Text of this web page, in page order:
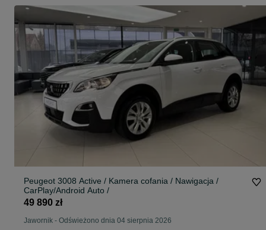
Peugeot 3008 Active / Kamera cofania / Nawigacja /
CarPlay/Android Auto /
49 890 zł
Jawornik - Odświeżono dnia 04 sierpnia 2026